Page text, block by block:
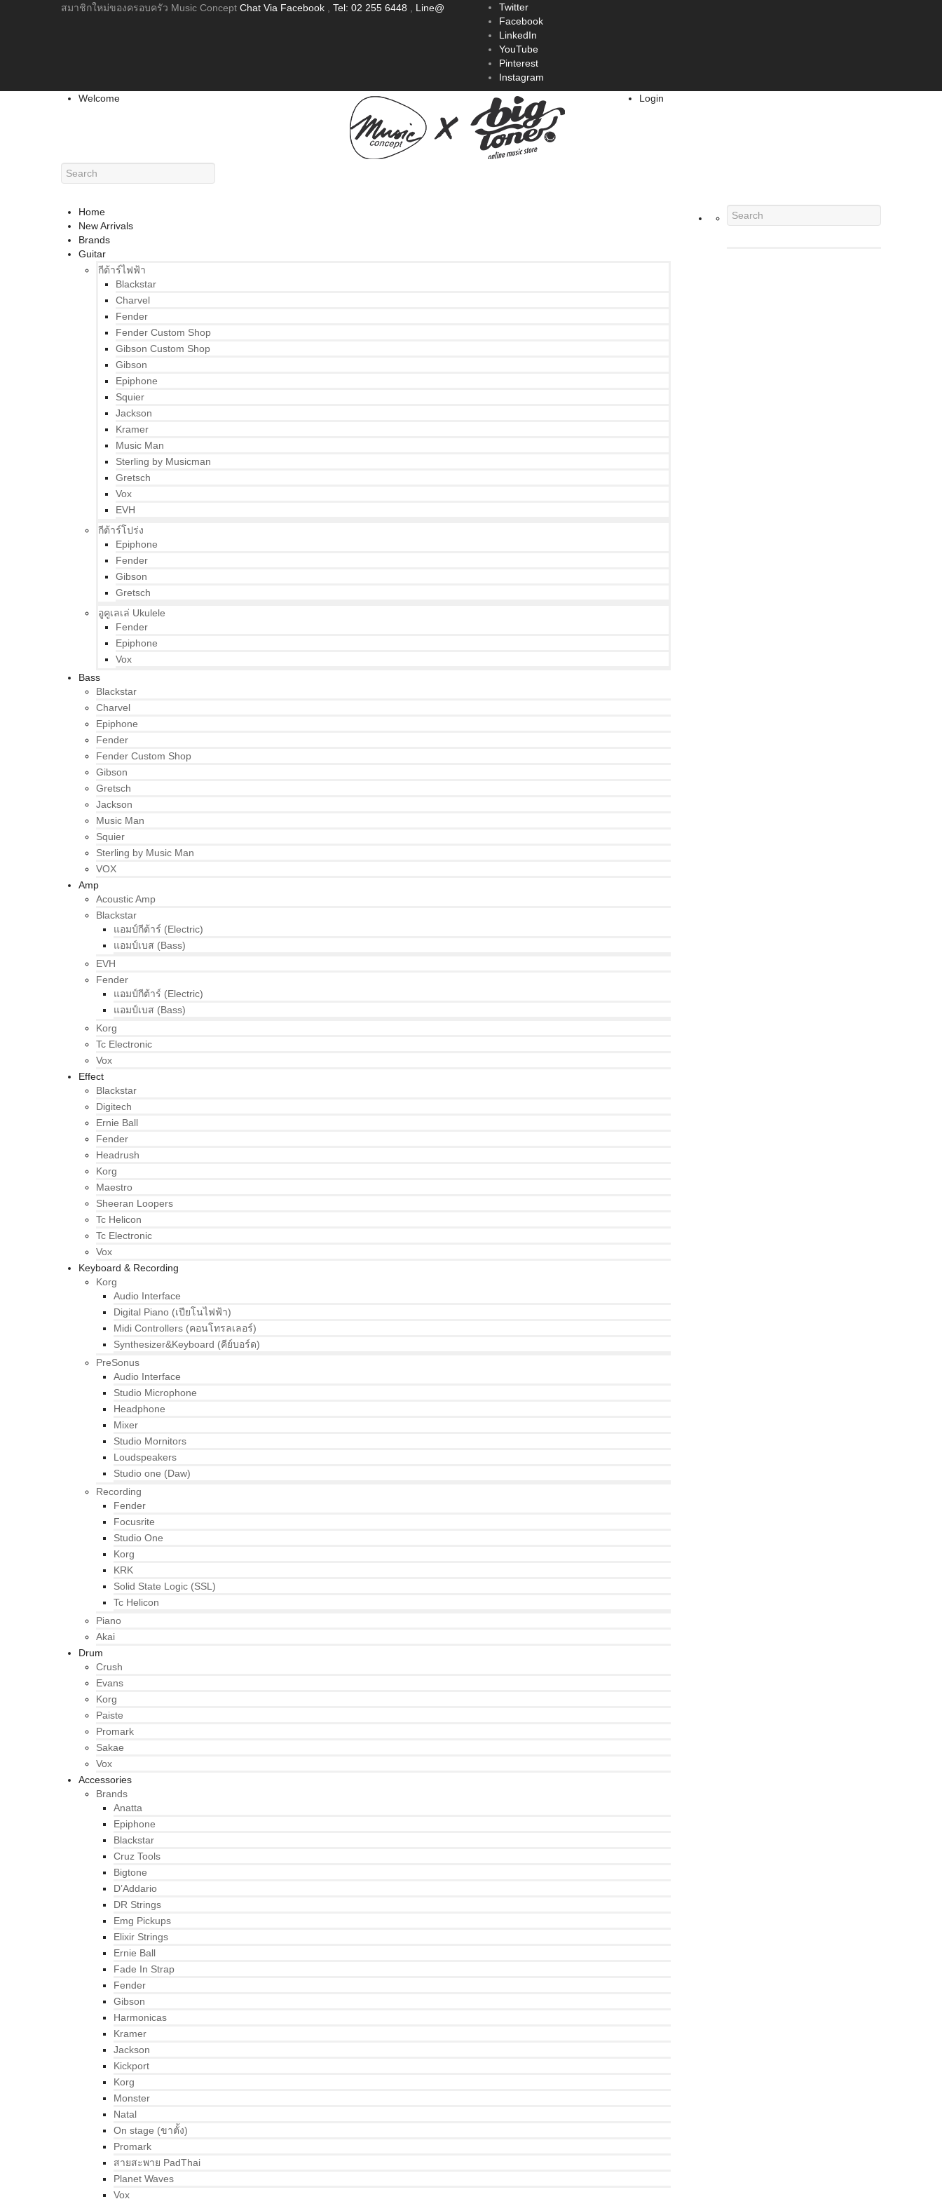
สมาชิกใหม่ของครอบครัว Music Concept Chat Via Facebook Tel: 02 255 6448 Line@
Twitter
Facebook
LinkedIn
YouTube
Pinterest
Instagram
Welcome
Login
Home
New Arrivals
Brands
Guitar
กีต้าร์ไฟฟ้า
Blackstar
Charvel
Fender
Fender Custom Shop
Gibson Custom Shop
Gibson
Epiphone
Squier
Jackson
Kramer
Music Man
Sterling by Musicman
Gretsch
Vox
EVH
กีต้าร์โปร่ง
Epiphone
Fender
Gibson
Gretsch
อูคูเลเล่ Ukulele
Fender
Epiphone
Vox
Bass
Blackstar
Charvel
Epiphone
Fender
Fender Custom Shop
Gibson
Gretsch
Jackson
Music Man
Squier
Sterling by Music Man
VOX
Amp
Acoustic Amp
Blackstar
แอมป์กีต้าร์ (Electric)
แอมป์เบส (Bass)
EVH
Fender
แอมป์กีต้าร์ (Electric)
แอมป์เบส (Bass)
Korg
Tc Electronic
Vox
Effect
Blackstar
Digitech
Ernie Ball
Fender
Headrush
Korg
Maestro
Sheeran Loopers
Tc Helicon
Tc Electronic
Vox
Keyboard & Recording
Korg
Audio Interface
Digital Piano (เปียโนไฟฟ้า)
Midi Controllers (คอนโทรลเลอร์)
Synthesizer&Keyboard (คีย์บอร์ด)
PreSonus
Audio Interface
Studio Microphone
Headphone
Mixer
Studio Mornitors
Loudspeakers
Studio one (Daw)
Recording
Fender
Focusrite
Studio One
Korg
KRK
Solid State Logic (SSL)
Tc Helicon
Piano
Akai
Drum
Crush
Evans
Korg
Paiste
Promark
Sakae
Vox
Accessories
Brands
Anatta
Epiphone
Blackstar
Cruz Tools
Bigtone
D’Addario
DR Strings
Emg Pickups
Elixir Strings
Ernie Ball
Fade In Strap
Fender
Gibson
Harmonicas
Kramer
Jackson
Kickport
Korg
Monster
Natal
On stage (ขาตั้ง)
Promark
สายสะพาย PadThai
Planet Waves
Vox